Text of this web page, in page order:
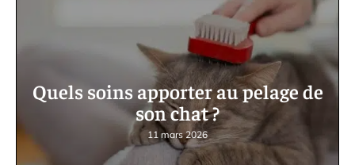
Quels soins apporter au pelage de
son chat ?
11 mars 2026